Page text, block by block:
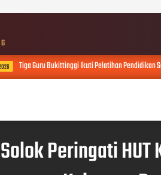
Tiga Guru Bukittinggi Ikuti Pelatihan Pendidikan
Peringati